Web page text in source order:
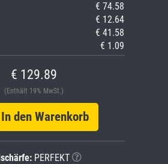
€ 74.58
€ 12.64
€ 41.58
€ 1.09
€ 129.89
(Enthält 19% MwSt.)
den Warenkorb
PERFEKT